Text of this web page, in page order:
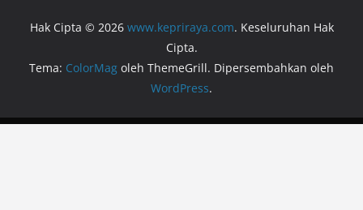
Hak Cipta © 2026 www.kepriraya.com. Keseluruhan Hak
Cipta.
Tema: ColorMag oleh ThemeGrill. Dipersembahkan oleh
WordPress.